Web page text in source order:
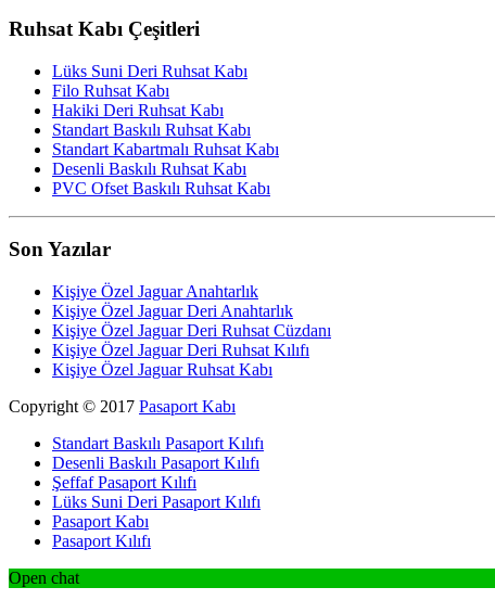
Ruhsat Kabı Çeşitleri
Lüks Suni Deri Ruhsat Kabı
Filo Ruhsat Kabı
Hakiki Deri Ruhsat Kabı
Standart Baskılı Ruhsat Kabı
Standart Kabartmalı Ruhsat Kabı
Desenli Baskılı Ruhsat Kabı
PVC Ofset Baskılı Ruhsat Kabı
Son Yazılar
Kişiye Özel Jaguar Anahtarlık
Kişiye Özel Jaguar Deri Anahtarlık
Kişiye Özel Jaguar Deri Ruhsat Cüzdanı
Kişiye Özel Jaguar Deri Ruhsat Kılıfı
Kişiye Özel Jaguar Ruhsat Kabı
Copyright © 2017 Pasaport Kabı
Standart Baskılı Pasaport Kılıfı
Desenli Baskılı Pasaport Kılıfı
Şeffaf Pasaport Kılıfı
Lüks Suni Deri Pasaport Kılıfı
Pasaport Kabı
Pasaport Kılıfı
Open chat